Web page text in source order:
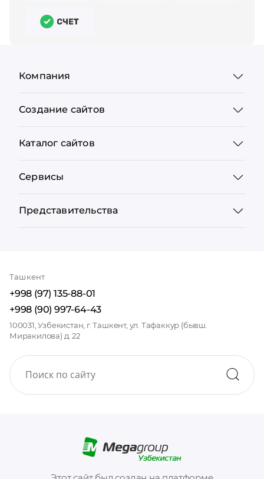
Компания
Создание сайтов
Каталог сайтов
Сервисы
Представительства
Ташкент
+998 (97) 135-88-01
+998 (90) 997-64-43
100031, Узбекистан, г. Ташкент, ул. Тафаккур (бывш.
Миракилова) д. 22